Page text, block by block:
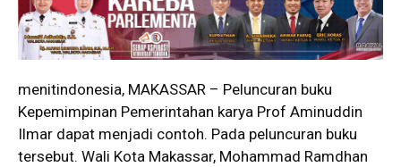
menitindonesia, MAKASSAR – Peluncuran buku
Kepemimpinan Pemerintahan karya Prof Aminuddin
Ilmar dapat menjadi contoh. Pada peluncuran buku
tersebut. Wali Kota Makassar, Mohammad Ramdhan